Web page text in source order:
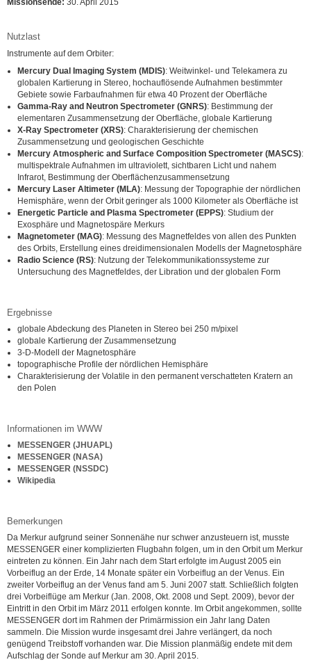
Missionsende: 30. April 2015
Nutzlast
Instrumente auf dem Orbiter:
Mercury Dual Imaging System (MDIS): Weitwinkel- und Telekamera zu
globalen Kartierung in Stereo, hochauflösende Aufnahmen bestimmter
Gebiete sowie Farbaufnahmen für etwa 40 Prozent der Oberfläche
Gamma-Ray and Neutron Spectrometer (GNRS): Bestimmung der
elementaren Zusammensetzung der Oberfläche, globale Kartierung
X-Ray Spectrometer (XRS): Charakterisierung der chemischen
Zusammensetzung und geologischen Geschichte
Mercury Atmospheric and Surface Composition Spectrometer (MASCS):
multispektrale Aufnahmen im ultraviolett, sichtbaren Licht und nahem
Infrarot, Bestimmung der Oberflächenzusammensetzung
Mercury Laser Altimeter (MLA): Messung der Topographie der nördlichen
Hemisphäre, wenn der Orbit geringer als 1000 Kilometer als Oberfläche ist
Energetic Particle and Plasma Spectrometer (EPPS): Studium der
Exosphäre und Magnetospäre Merkurs
Magnetometer (MAG): Messung des Magnetfeldes von allen des Punkten
des Orbits, Erstellung eines dreidimensionalen Modells der Magnetosphäre
Radio Science (RS): Nutzung der Telekommunikationssysteme zur
Untersuchung des Magnetfeldes, der Libration und der globalen Form
Ergebnisse
globale Abdeckung des Planeten in Stereo bei 250 m/pixel
globale Kartierung der Zusammensetzung
3-D-Modell der Magnetosphäre
topographische Profile der nördlichen Hemisphäre
Charakterisierung der Volatile in den permanent verschatteten Kratern an
den Polen
Informationen im WWW
MESSENGER (JHUAPL)
MESSENGER (NASA)
MESSENGER (NSSDC)
Wikipedia
Bemerkungen
Da Merkur aufgrund seiner Sonnenähe nur schwer anzusteuern ist, musste
MESSENGER einer komplizierten Flugbahn folgen, um in den Orbit um Merkur
eintreten zu können. Ein Jahr nach dem Start erfolgte im August 2005 ein
Vorbeiflug an der Erde, 14 Monate später ein Vorbeiflug an der Venus. Ein
zweiter Vorbeiflug an der Venus fand am 5. Juni 2007 statt. Schließlich folgten
drei Vorbeiflüge am Merkur (Jan. 2008, Okt. 2008 und Sept. 2009), bevor der
Eintritt in den Orbit im März 2011 erfolgen konnte. Im Orbit angekommen, sollte
MESSENGER dort im Rahmen der Primärmission ein Jahr lang Daten
sammeln. Die Mission wurde insgesamt drei Jahre verlängert, da noch
genügend Treibstoff vorhanden war. Die Mission planmäßig endete mit dem
Aufschlag der Sonde auf Merkur am 30. April 2015.